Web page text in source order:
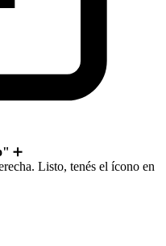
➕
Listo, tenés el ícono en